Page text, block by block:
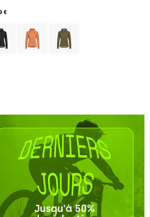
of Gris étain.
€
swatch type of Noir.
Product swatch type of Coral.
Product swatch type of Vert olive.